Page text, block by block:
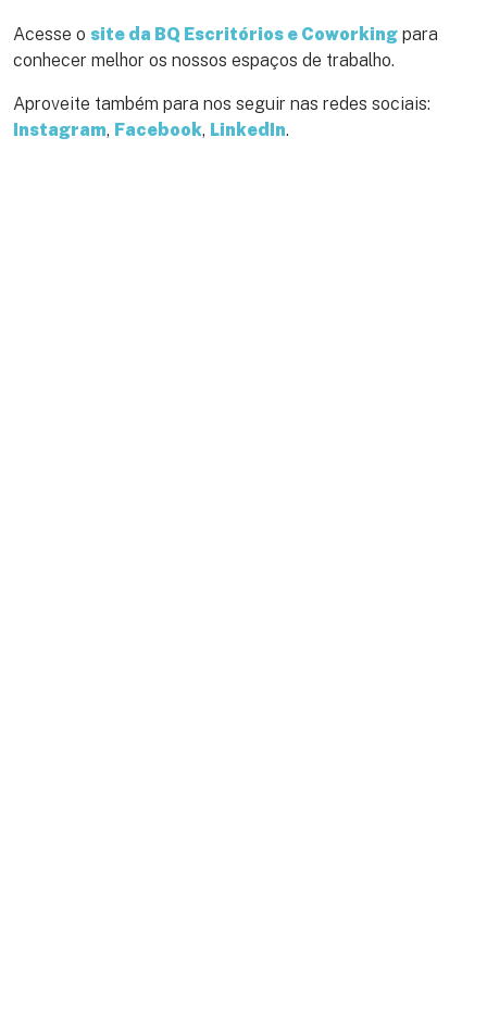
Acesse o site da BQ Escritórios e Coworking para
conhecer melhor os nossos espaços de trabalho.
Aproveite também para nos seguir nas redes sociais:
Instagram, Facebook, LinkedIn.